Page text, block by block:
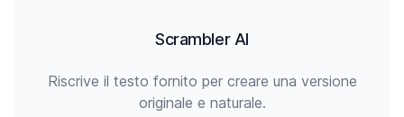
Scrambler AI
Riscrive il testo fornito per creare una versione
originale e naturale.